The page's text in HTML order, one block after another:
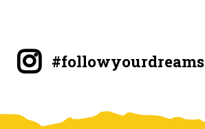
#followyourdreams